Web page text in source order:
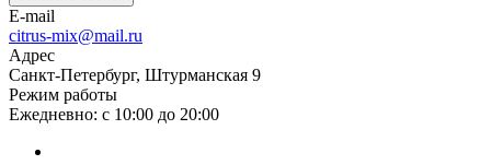
E-mail
citrus-mix@mail.ru
Адрес
Санкт-Петербург, Штурманская 9
Режим работы
Ежедневно: с 10:00 до 20:00